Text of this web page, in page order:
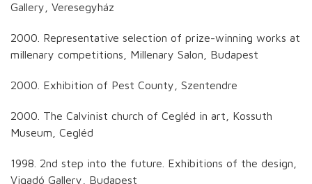
Gallery, Veresegyház
2000. Representative selection of prize-winning works at
millenary competitions, Millenary Salon, Budapest
2000. Exhibition of Pest County, Szentendre
2000. The Calvinist church of Cegléd in art, Kossuth
Museum, Cegléd
1998. 2nd step into the future. Exhibitions of the design,
Vigadó Gallery, Budapest